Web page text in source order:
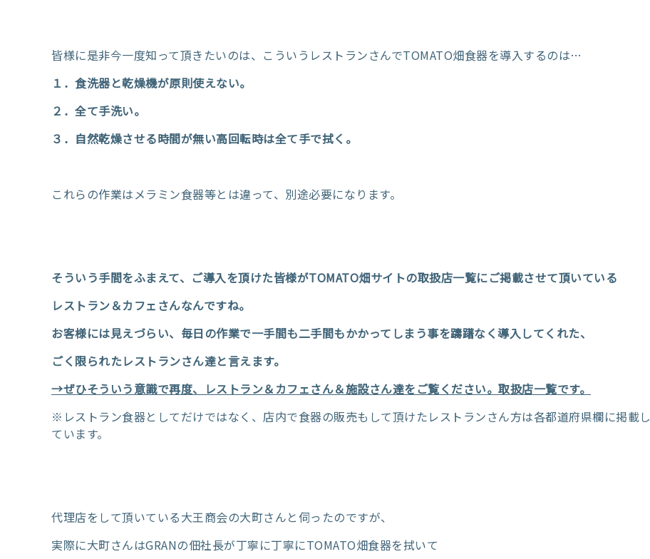
皆様に是非今一度知って頂きたいのは、こういうレストランさんでTOMATO畑食器を導入するのは…
１．食洗器と乾燥機が原則使えない。
２．全て手洗い。
３．自然乾燥させる時間が無い高回転時は全て手で拭く。
これらの作業はメラミン食器等とは違って、別途必要になります。
そういう手間をふまえて、ご導入を頂けた皆様がTOMATO畑サイトの取扱店一覧にご掲載させて頂いている
レストラン＆カフェさんなんですね。
お客様には見えづらい、毎日の作業で一手間も二手間もかかってしまう事を躊躇なく導入してくれた、
ごく限られたレストランさん達と言えます。
→ぜひそういう意識で再度、レストラン＆カフェさん＆施設さん達をご覧ください。取扱店一覧です。
※レストラン食器としてだけではなく、店内で食器の販売もして頂けたレストランさん方は各都道府県欄に掲載し
ています。
代理店をして頂いている大王商会の大町さんと伺ったのですが、
実際に大町さんはGRANの佃社長が丁寧に丁寧にTOMATO畑食器を拭いて